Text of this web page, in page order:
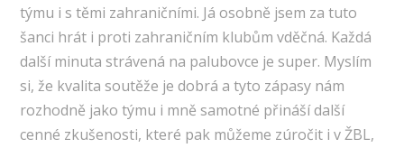
týmu i s těmi zahraničními. Já osobně jsem za tuto
šanci hrát i proti zahraničním klubům vděčná. Každá
další minuta strávená na palubovce je super. Myslím
si, že kvalita soutěže je dobrá a tyto zápasy nám
rozhodně jako týmu i mně samotné přináší další
cenné zkušenosti, které pak můžeme zúročit i v ŽBL,